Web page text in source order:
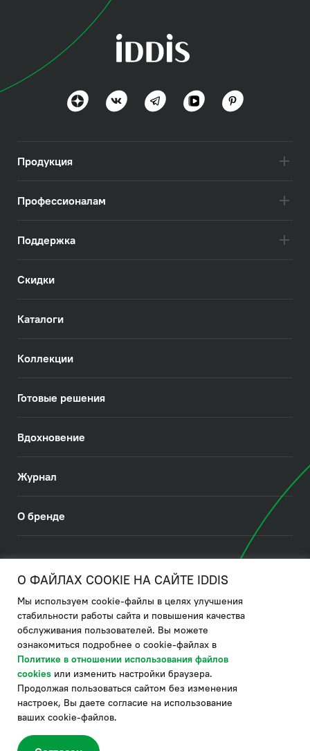
коллекция
Аксес (Axes)
Продукция
Профессионалам
Поддержка
Скидки
Каталоги
Коллекции
Готовые решения
Вдохновение
Журнал
О бренде
Политика в отношении использования файлов cookies
Политика обработки ПДн
Политика в области управления цепочкой поставки
по системе "НСЛС"
Производитель оставляет за собой право в любой момент
вносить изменения в комплектацию, дизайн и характеристики
товара, не ухудшающие его качество.
О ФАЙЛАХ COOKIE НА САЙТЕ IDDIS
Мы используем cookie-файлы в целях улучшения
стабильности работы сайта и повышения качества
обслуживания пользователей. Вы можете
ознакомиться подробнее о cookie-файлах в
Политике в отношении использования файлов
cookies или изменить настройки браузера.
Продолжая пользоваться сайтом без изменения
настроек, Вы даете согласие на использование
ваших cookie-файлов.